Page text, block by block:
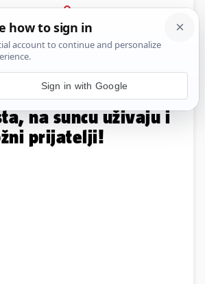
PRIJAVA
Galerija Komentari
ugođaj u Zadru:
na suncu uživaju i
prijatelji!
Sign in with Google